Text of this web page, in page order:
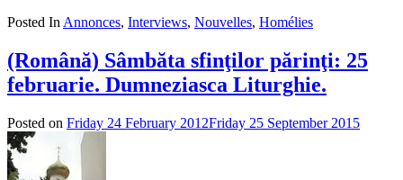
Posted In Annonces, Interviews, Nouvelles, Homélies
(Română) Sâmbăta sfinţilor părinţi: 25
februarie. Dumneziasca Liturghie.
Posted on Friday 24 February 2012Friday 25 September 2015